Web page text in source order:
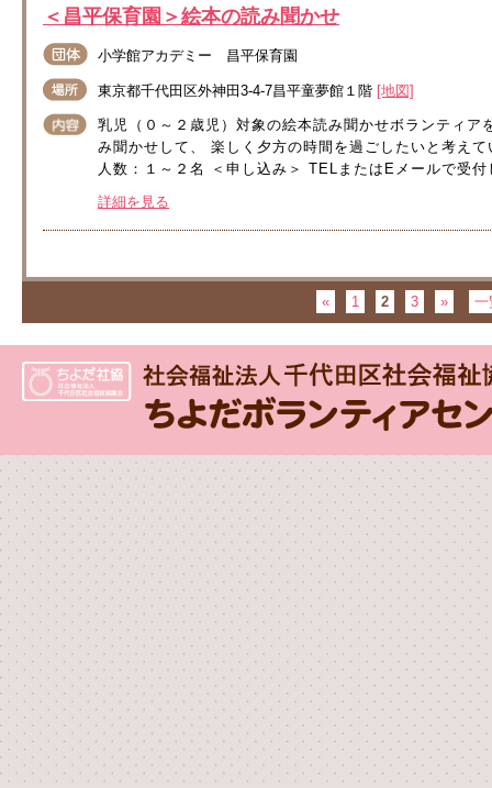
＜昌平保育園＞絵本の読み聞かせ
小学館アカデミー 昌平保育園
東京都千代田区外神田3-4-7昌平童夢館１階 [地図]
乳児（０～２歳児）対象の絵本読み聞かせボランティ
み聞かせして、 楽しく夕方の時間を過ごしたいと考え
人数：１～２名 ＜申し込み＞ TELまたはEメールで受付
詳細を見る
« 1 2 3 » 一